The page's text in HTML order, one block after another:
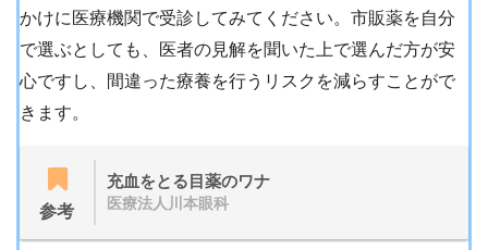
かけに医療機関で受診してみてください。市販薬を自分
で選ぶとしても、医者の見解を聞いた上で選んだ方が安
心ですし、間違った療養を行うリスクを減らすことがで
きます。
参考
充血をとる目薬のワナ
医療法人川本眼科